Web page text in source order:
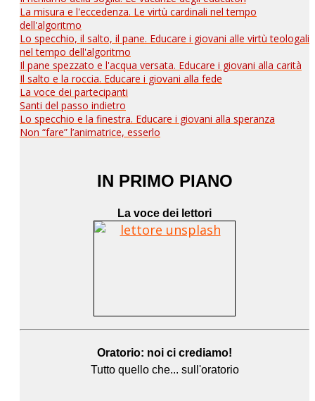
La misura e l'eccedenza. Le virtù cardinali nel tempo
dell'algoritmo
Lo specchio, il salto, il pane. Educare i giovani alle virtù teologali
nel tempo dell'algoritmo
Il pane spezzato e l'acqua versata. Educare i giovani alla carità
Il salto e la roccia. Educare i giovani alla fede
La voce dei partecipanti
Santi del passo indietro
Lo specchio e la finestra. Educare i giovani alla speranza
Non “fare” l’animatrice, esserlo
IN PRIMO PIANO
La voce dei lettori
Oratorio: noi ci crediamo!
Tutto quello che... sull'oratorio